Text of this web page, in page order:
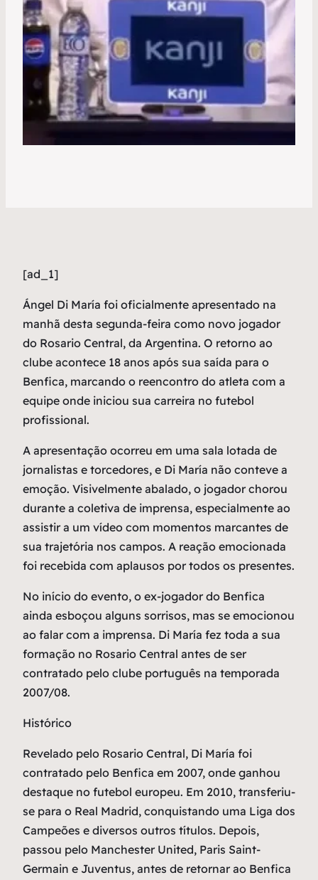
[ad_1]
Ángel Di María foi oficialmente apresentado na
manhã desta segunda-feira como novo jogador
do Rosario Central, da Argentina. O retorno ao
clube acontece 18 anos após sua saída para o
Benfica, marcando o reencontro do atleta com a
equipe onde iniciou sua carreira no futebol
profissional.
A apresentação ocorreu em uma sala lotada de
jornalistas e torcedores, e Di María não conteve a
emoção. Visivelmente abalado, o jogador chorou
durante a coletiva de imprensa, especialmente ao
assistir a um vídeo com momentos marcantes de
sua trajetória nos campos. A reação emocionada
foi recebida com aplausos por todos os presentes.
No início do evento, o ex-jogador do Benfica
ainda esboçou alguns sorrisos, mas se emocionou
ao falar com a imprensa. Di María fez toda a sua
formação no Rosario Central antes de ser
contratado pelo clube português na temporada
2007/08.
Histórico
Revelado pelo Rosario Central, Di María foi
contratado pelo Benfica em 2007, onde ganhou
destaque no futebol europeu. Em 2010, transferiu-
se para o Real Madrid, conquistando uma Liga dos
Campeões e diversos outros títulos. Depois,
passou pelo Manchester United, Paris Saint-
Germain e Juventus, antes de retornar ao Benfica